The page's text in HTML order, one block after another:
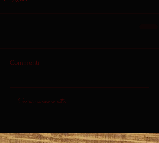
Commenti
Scrivi un commento...